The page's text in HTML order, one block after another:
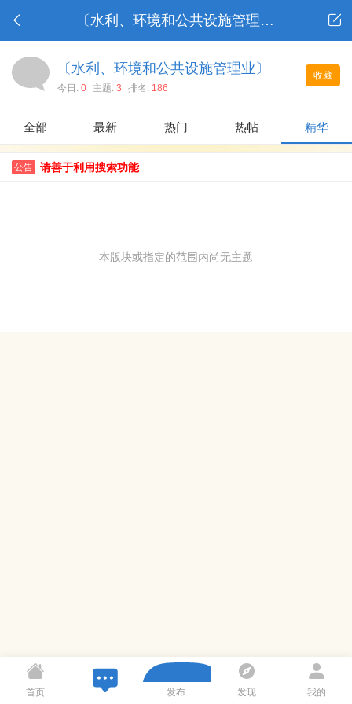
〔水利、环境和公共设施管理业〕
收藏
〔水利、环境和公共设施管理业〕
今日: 0 主题: 3 排名: 186
全部 最新 热门 热帖 精华
公告 请善于利用搜索功能
本版块或指定的范围内尚无主题
首页 发布 发现 我的